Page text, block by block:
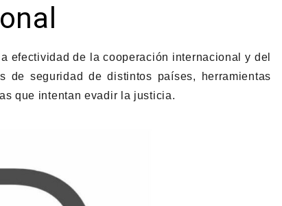
efectividad de la cooperación internacional y del
de seguridad de distintos países, herramientas
que intentan evadir la justicia.